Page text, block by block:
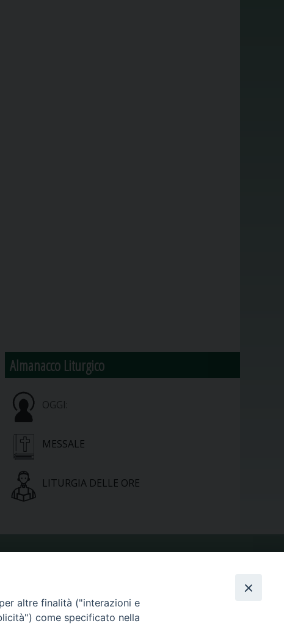
Almanacco Liturgico
OGGI:
MESSALE
LITURGIA DELLE ORE
PHOTOGALLERY
altre finalità ("interazioni e
come specificato nella